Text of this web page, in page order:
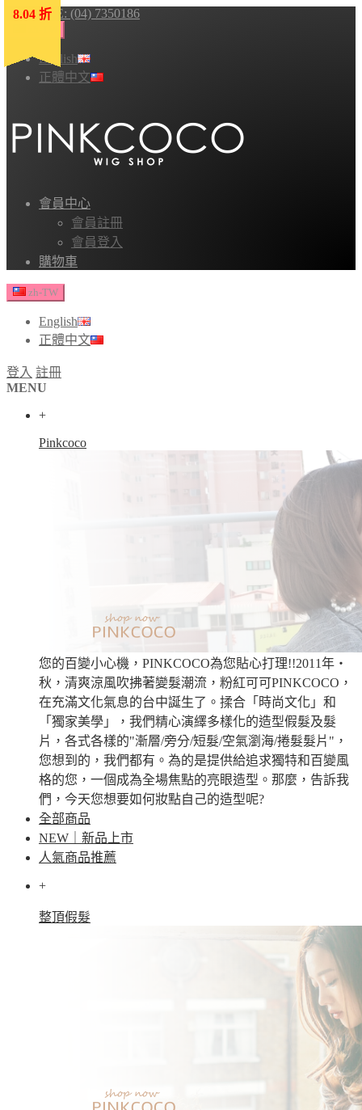
HOTLINE: (04) 7350186
English
正體中文
會員中心
會員註冊
會員登入
購物車
zh-TW
English
正體中文
登入 註冊
MENU
+
Pinkcoco
您的百變小心機，PINKCOCO為您貼心打理!!2011年‧
秋，清爽涼風吹拂著變髮潮流，粉紅可可PINKCOCO，
在充滿文化氣息的台中誕生了。揉合「時尚文化」和
「獨家美學」，我們精心演繹多樣化的造型假髮及髮
片，各式各樣的"漸層/旁分/短髮/空氣瀏海/捲髮髮片"，
您想到的，我們都有。為的是提供給追求獨特和百變風
格的您，一個成為全場焦點的亮眼造型。那麼，告訴我
們，今天您想要如何妝點自己的造型呢?
全部商品
NEW｜新品上市
人氣商品推薦
+
整頂假髮
8.04 折
8.04 折
8.04 折
8.04 折
8.04 折